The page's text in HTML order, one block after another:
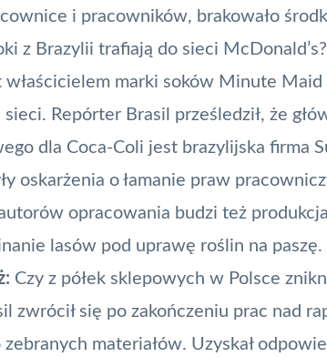
i pracowników, brakowało
z Brazylii trafiają do sieci
właścicielem marki soków Minute
Repórter Brasil prześledził, że
dla Coca-Coli jest brazylijska firma
oskarżenia o łamanie praw
opracowania budzi też
lasów pod uprawę roślin na paszę.
Czy z półek sklepowych w Polsce
zwrócił się po zakończeniu prac nad
zebranych materiałów. Uzyskał